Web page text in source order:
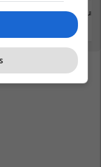
28 Shkurt